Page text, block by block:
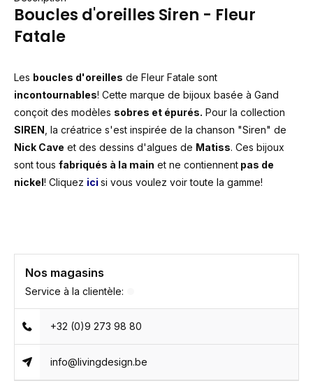
Boucles d'oreilles Siren - Fleur
Fatale
Les boucles d'oreilles de Fleur Fatale sont
incontournables! Cette marque de bijoux basée à Gand
conçoit des modèles sobres et épurés. Pour la collection
SIREN , la créatrice s'est inspirée de la chanson "Siren" de
Nick Cave et des dessins d'algues de Matiss. Ces bijoux
sont tous fabriqués à la main et ne contiennent pas de
nickel! Cliquez ici si vous voulez voir toute la gamme!
Nos magasins
Service à la clientèle:
+32 (0)9 273 98 80
info@livingdesign.be